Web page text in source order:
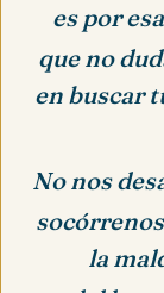
es por
que no
en buscar
No nos
la